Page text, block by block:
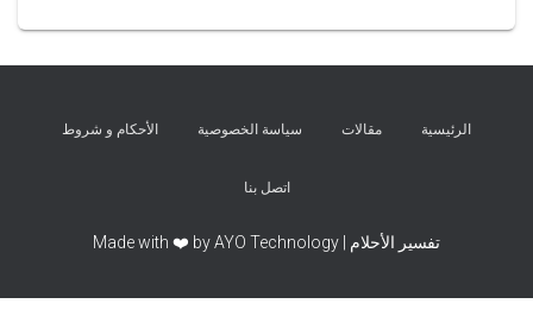
الرئيسية مقالات سياسة الخصوصية الأحكام و شروط
اتصل بنا
تفسير الأحلام | Made with ❤️ by AYO Technology